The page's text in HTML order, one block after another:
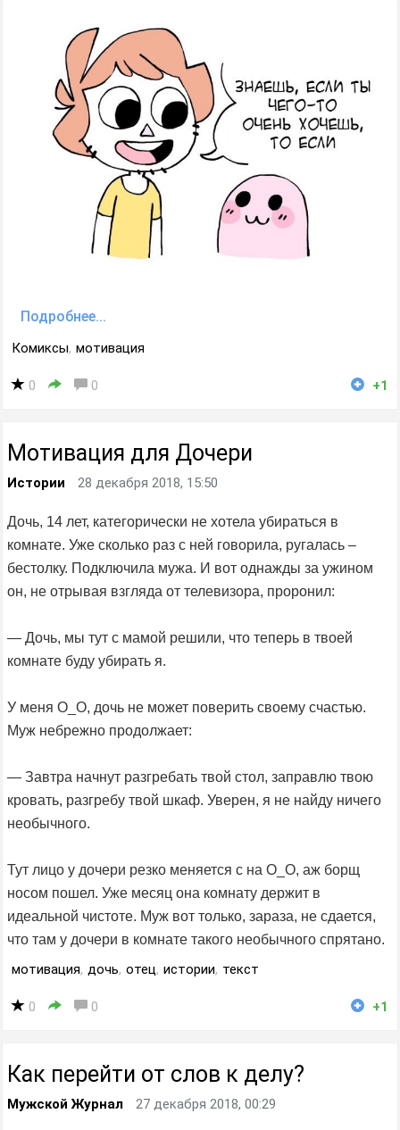
Подробнее...
Комиксы, мотивация
0 0 +1
Мотивация для Дочери
Истории 28 декабря 2018, 15:50
Дочь, 14 лет, категорически не хотела убираться в
комнате. Уже сколько раз с ней говорила, ругалась –
бестолку. Подключила мужа. И вот однажды за ужином
он, не отрывая взгляда от телевизора, проронил:
— Дочь, мы тут с мамой решили, что теперь в твоей
комнате буду убирать я.
У меня О_О, дочь не может поверить своему счастью.
Муж небрежно продолжает:
— Завтра начнут разгребать твой стол, заправлю твою
кровать, разгребу твой шкаф. Уверен, я не найду ничего
необычного.
Тут лицо у дочери резко меняется с на О_О, аж борщ
носом пошел. Уже месяц она комнату держит в
идеальной чистоте. Муж вот только, зараза, не сдается,
что там у дочери в комнате такого необычного спрятано.
мотивация, дочь, отец, истории, текст
0 0 +1
Как перейти от слов к делу?
Мужской Журнал 27 декабря 2018, 00:29